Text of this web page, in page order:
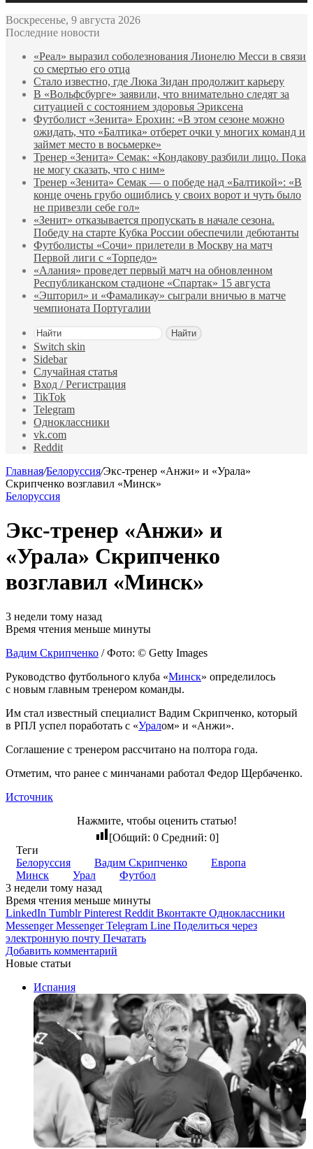
Воскресенье, 9 августа 2026
Последние новости
«Реал» выразил соболезнования Лионелю Месси в связи
со смертью его отца
Стало известно, где Люка Зидан продолжит карьеру
В «Вольфсбурге» заявили, что внимательно следят за
ситуацией с состоянием здоровья Эриксена
Футболист «Зенита» Ерохин: «В этом сезоне можно
ожидать, что «Балтика» отберет очки у многих команд и
займет место в восьмерке»
Тренер «Зенита» Семак: «Кондакову разбили лицо. Пока
не могу сказать, что с ним»
Тренер «Зенита» Семак — о победе над «Балтикой»: «В
конце очень грубо ошиблись у своих ворот и чуть было
не привезли себе гол»
«Зенит» отказывается пропускать в начале сезона.
Победу на старте Кубка России обеспечили дебютанты
Футболисты «Сочи» прилетели в Москву на матч
Первой лиги с «Торпедо»
«Алания» проведет первый матч на обновленном
Республиканском стадионе «Спартак» 15 августа
«Эшторил» и «Фамаликау» сыграли вничью в матче
чемпионата Португалии
Найти
Switch skin
Sidebar
Случайная статья
Вход / Регистрация
TikTok
Telegram
Одноклассники
vk.com
Reddit
Главная/Белоруссия/Экс-тренер «Анжи» и «Урала»
Скрипченко возглавил «Минск»
Белоруссия
Экс-тренер «Анжи» и
«Урала» Скрипченко
возглавил «Минск»
3 недели тому назад
Время чтения меньше минуты
Вадим Скрипченко / Фото: © Getty Images
Руководство футбольного клуба «Минск» определилось
с новым главным тренером команды.
Им стал известный специалист Вадим Скрипченко, который
в РПЛ успел поработать с «Уралом» и «Анжи».
Соглашение с тренером рассчитано на полтора года.
Отметим, что ранее с минчанами работал Федор Щербаченко.
Источник
Нажмите, чтобы оценить статью!
[Общий: 0Средний: 0]
Теги
Белоруссия
Вадим Скрипченко
Европа
Минск
Урал
Футбол
3 недели тому назад
Время чтения меньше минуты
LinkedIn Tumblr Pinterest Reddit Вконтакте Одноклассники
Messenger Messenger Telegram Line Поделиться через
электронную почту Печатать
Добавить комментарий
Новые статьи
Испания